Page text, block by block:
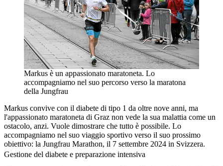
Markus è un appassionato maratoneta. Lo
accompagniamo nel suo percorso verso la maratona
della Jungfrau
Markus convive con il diabete di tipo 1 da oltre nove anni, ma
l'appassionato maratoneta di Graz non vede la sua malattia come un
ostacolo, anzi. Vuole dimostrare che tutto è possibile. Lo
accompagniamo nel suo viaggio sportivo verso il suo prossimo
obiettivo: la Jungfrau Marathon, il 7 settembre 2024 in Svizzera.
Gestione del diabete e preparazione intensiva